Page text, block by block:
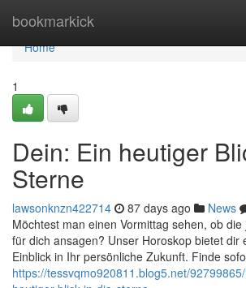
bookmarkick
Home
Home
1
Dein: Ein heutiger
Sterne
lawsonknzn422714 87 days ago News
Möchtest man einen Vormittag sehen, ob
für dich ansagen? Unser Horoskop bietet dir
Einblick in Ihr persönliche Zukunft. Finde
https://tessvqmo920811.blog5.net/